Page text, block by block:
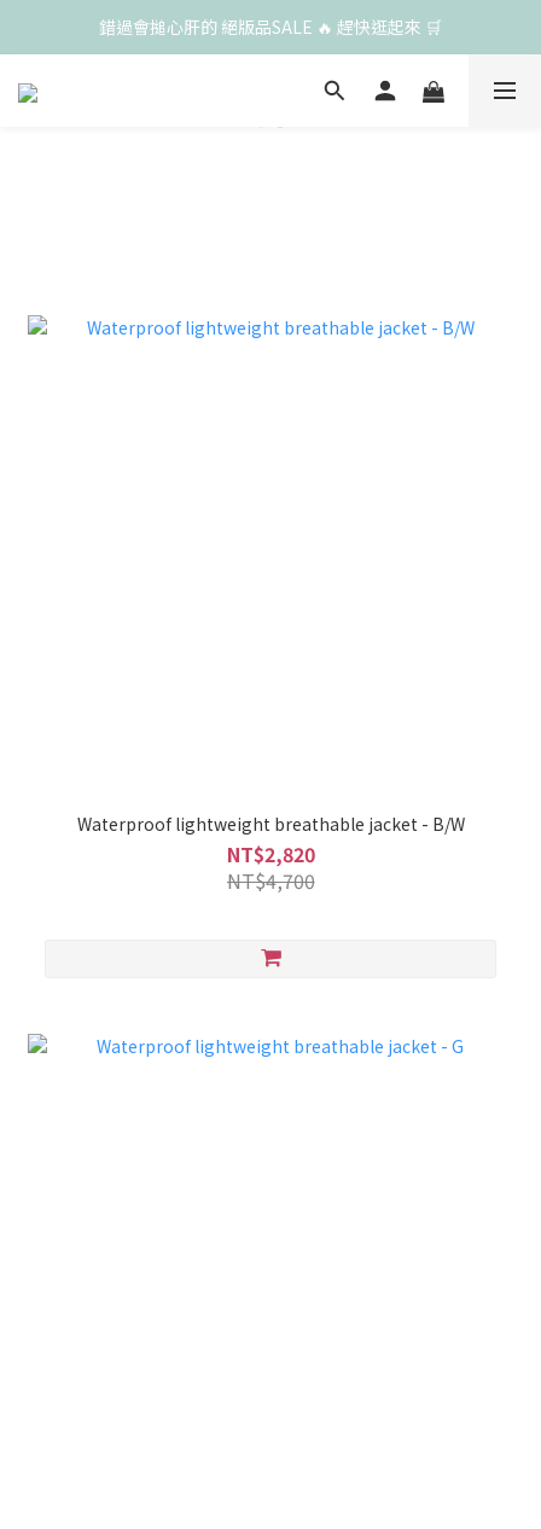
錯過會搥心肝的 絕版品SALE 🔥 趕快逛起來 🛒
Waterproof lightweight breathable jacket - B/W
NT$2,820
NT$4,700